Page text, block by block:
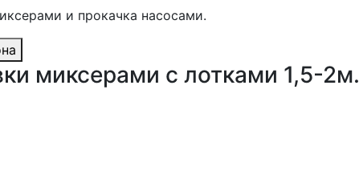
и прокачка насосами.
миксерами с лотками 1,5-2м.